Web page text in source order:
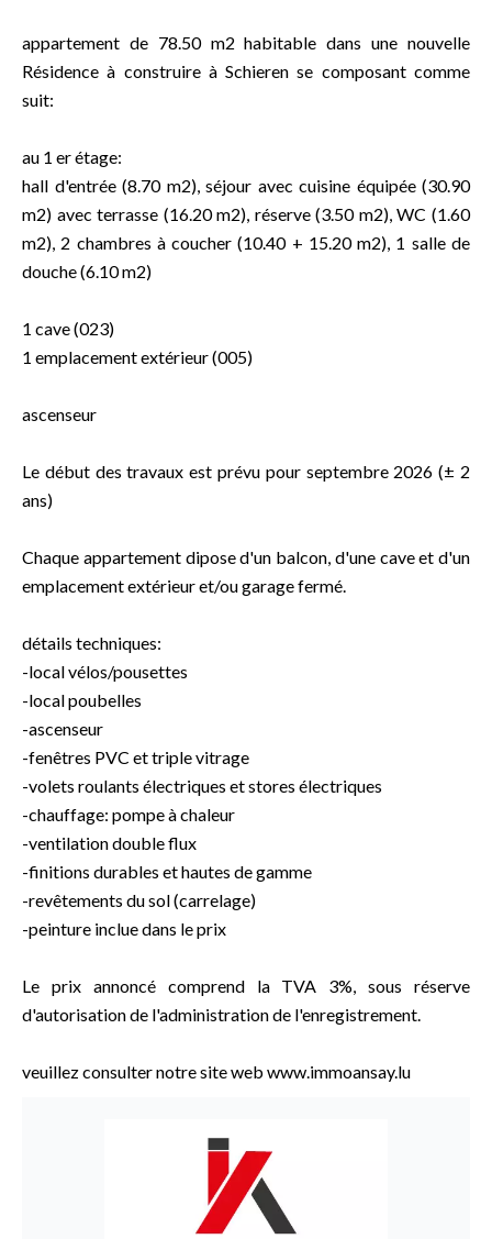
appartement de 78.50 m2 habitable dans une nouvelle
Résidence à construire à Schieren se composant comme
suit:
au 1 er étage:
hall d'entrée (8.70 m2), séjour avec cuisine équipée (30.90
m2) avec terrasse (16.20 m2), réserve (3.50 m2), WC (1.60
m2), 2 chambres à coucher (10.40 + 15.20 m2), 1 salle de
douche (6.10 m2)
1 cave (023)
1 emplacement extérieur (005)
ascenseur
Le début des travaux est prévu pour septembre 2026 (± 2
ans)
Chaque appartement dipose d'un balcon, d'une cave et d'un
emplacement extérieur et/ou garage fermé.
détails techniques:
-local vélos/pousettes
-local poubelles
-ascenseur
-fenêtres PVC et triple vitrage
-volets roulants électriques et stores électriques
-chauffage: pompe à chaleur
-ventilation double flux
-finitions durables et hautes de gamme
-revêtements du sol (carrelage)
-peinture inclue dans le prix
Le prix annoncé comprend la TVA 3%, sous réserve
d'autorisation de l'administration de l'enregistrement.
veuillez consulter notre site web www.immoansay.lu